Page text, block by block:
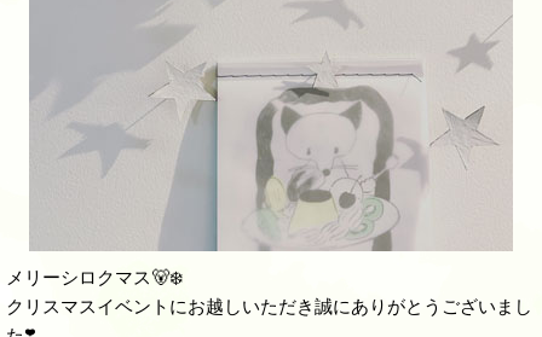
メリーシロクマス🐻‍❄️
クリスマスイベントにお越しいただき誠にありがとうございまし